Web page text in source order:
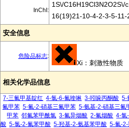
InChI:
1S\/
16(19)21-10-4-2-3-5-
安全信息
危险品标志:
Xi：刺激性物质
相关化学品信息
7-三氟甲基靛红 4-氯-6-氟喹啉 3-吲哚丙酮酸 5-
氟甲苯 5-氟-2-硝基三氟甲苯 5-氨基-2-硝基三氟
甲苯 邻氟苯甲酰氯 3-氟异烟酸 2-氟烟酸 4-氯
酸 5-氯-2-氟苯甲酸 5-羟基-2-氨基苯甲酸 5-氟-2-